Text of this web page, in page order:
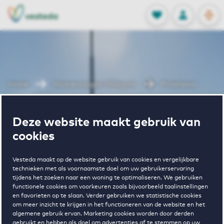
Deze website maakt gebruik van
cookies
Vesteda maakt op de website gebruik van cookies en vergelijkbare
technieken met als voornaamste doel om uw gebruikerservaring
tijdens het zoeken naar een woning te optimaliseren. We gebruiken
functionele cookies om voorkeuren zoals bijvoorbeeld taalinstellingen
en favorieten op te slaan. Verder gebruiken we statistische cookies
om meer inzicht te krijgen in het functioneren van de website en het
algemene gebruik ervan. Marketing cookies worden door derden
FAVORIETEN
Opgeslagen
INLOGGEN
NL
EN
Huurwoningen Hillegom
Wonen in
Prinsheem